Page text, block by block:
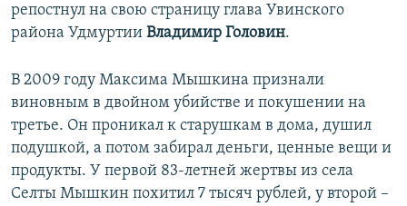
репостнул на свою страницу глава Увинского
района Удмуртии Владимир Головин.
В 2009 году Максима Мышкина признали
виновным в двойном убийстве и покушении на
третье. Он проникал к старушкам в дома, душил
подушкой, а потом забирал деньги, ценные вещи и
продукты. У первой 83-летней жертвы из села
Селты Мышкин похитил 7 тысяч рублей, у второй –